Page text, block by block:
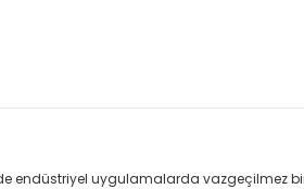
endüstriyel uygulamalarda vazgeçilmez